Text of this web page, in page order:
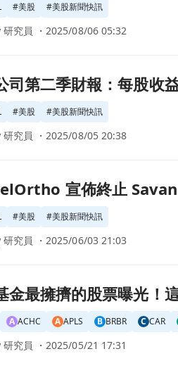
#美股 #美股新聞快訊
研究員 ・2025/08/06 05:32
期，營收小幅下滑但仍具韌性！
司第二季財報：每股收
#美股 #美股新聞快訊
研究員 ・2025/08/05 20:38
開發，將以 1 億美元收購 LEX
宣佈終止
#美股 #美股新聞快訊
研究員 ・2025/06/03 21:03
門交易恐藏風險頁面
金最擁擠的股票曝光！
A ACHC A APLS B BRBR C CAR
研究員 ・2025/05/21 17:31